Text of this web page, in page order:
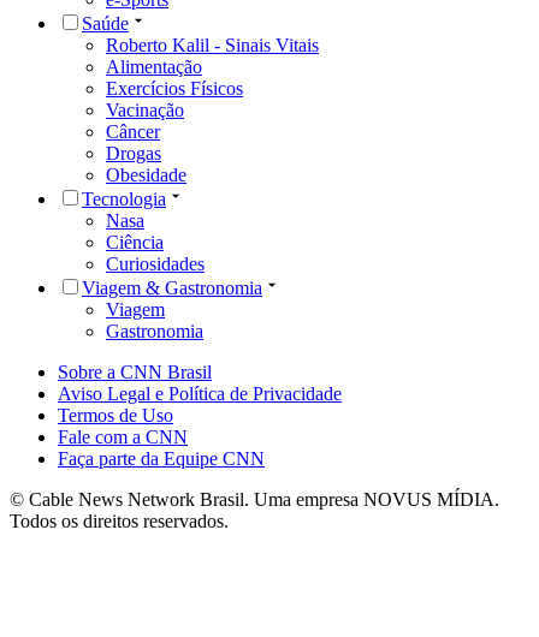
Saúde
Roberto Kalil - Sinais Vitais
Alimentação
Exercícios Físicos
Vacinação
Câncer
Drogas
Obesidade
Tecnologia
Nasa
Ciência
Curiosidades
Viagem & Gastronomia
Viagem
Gastronomia
Sobre a CNN Brasil
Aviso Legal e Política de Privacidade
Termos de Uso
Fale com a CNN
Faça parte da Equipe CNN
© Cable News Network Brasil. Uma empresa NOVUS MÍDIA.
Todos os direitos reservados.